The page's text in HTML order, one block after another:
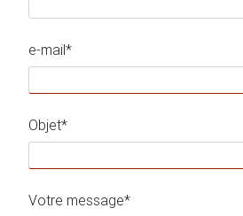
e-mail*
Objet*
Votre message*